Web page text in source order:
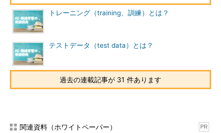
トレーニング（training、訓練）とは？
テストデータ（test data）とは？
過去の連載記事が 31 件あります
関連資料（ホワイトペーパー） PR